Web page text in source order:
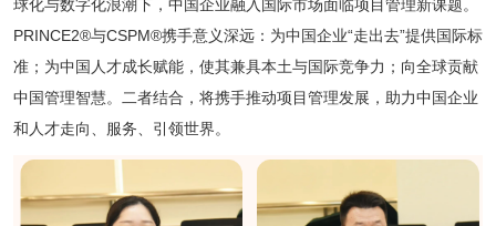
球化与数字化浪潮下，中国企业融入国际市场面临项目管理新课题。
PRINCE2®与CSPM®携手意义深远：为中国企业“走出去”提供国际标
准；为中国人才成长赋能，使其兼具本土与国际竞争力；向全球贡献
中国管理智慧。二者结合，将携手推动项目管理发展，助力中国企业
和人才走向、服务、引领世界。